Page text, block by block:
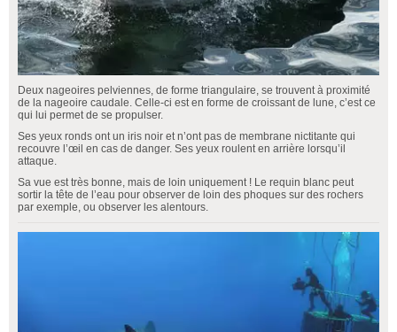
Deux nageoires pelviennes, de forme triangulaire, se trouvent à proximité
de la nageoire caudale. Celle-ci est en forme de croissant de lune, c’est ce
qui lui permet de se propulser.
Ses yeux ronds ont un iris noir et n’ont pas de membrane nictitante qui
recouvre l’œil en cas de danger. Ses yeux roulent en arrière lorsqu’il
attaque.
Sa vue est très bonne, mais de loin uniquement ! Le requin blanc peut
sortir la tête de l’eau pour observer de loin des phoques sur des rochers
par exemple, ou observer les alentours.